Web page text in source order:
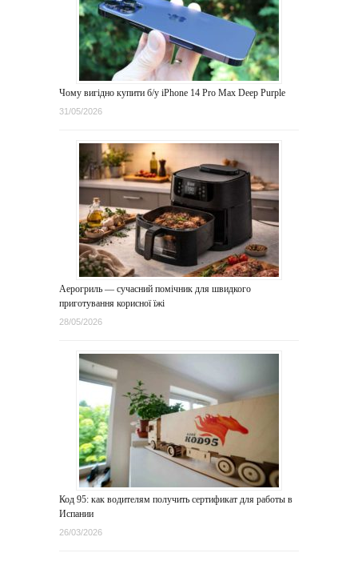
Чому вигідно купити б/у iPhone 14 Pro Max Deep Purple
31/05/2026
Аерогриль — сучасний помічник для швидкого
приготування корисної їжі
28/05/2026
Код 95: как водителям получить сертификат для работы в
Испании
26/03/2026